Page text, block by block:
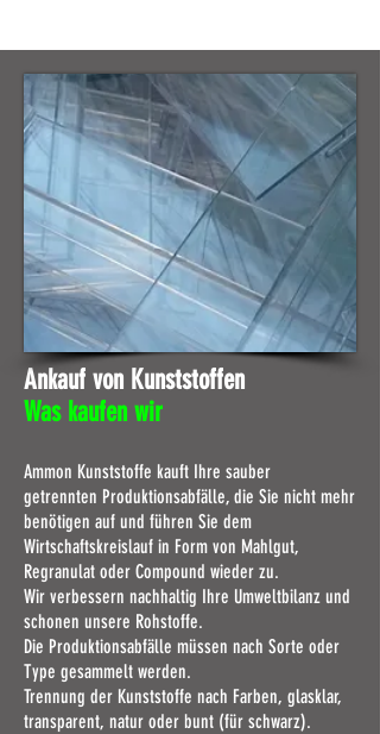
Ankauf von Kunststoffen
Was kaufen wir
Ammon Kunststoffe kauft Ihre sauber
getrennten Produktionsabfälle, die Sie nicht mehr
benötigen auf und führen Sie dem
Wirtschaftskreislauf in Form von Mahlgut,
Regranulat oder Compound wieder zu.
Wir verbessern nachhaltig Ihre Umweltbilanz und
schonen unsere Rohstoffe.
Die Produktionsabfälle müssen nach Sorte oder
Type gesammelt werden.
Trennung der Kunststoffe nach Farben, glasklar,
transparent, natur oder bunt (für schwarz).